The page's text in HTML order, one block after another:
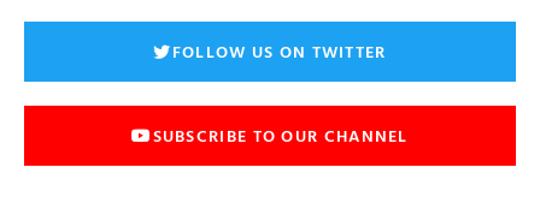
FOLLOW US ON TWITTER
SUBSCRIBE TO OUR CHANNEL